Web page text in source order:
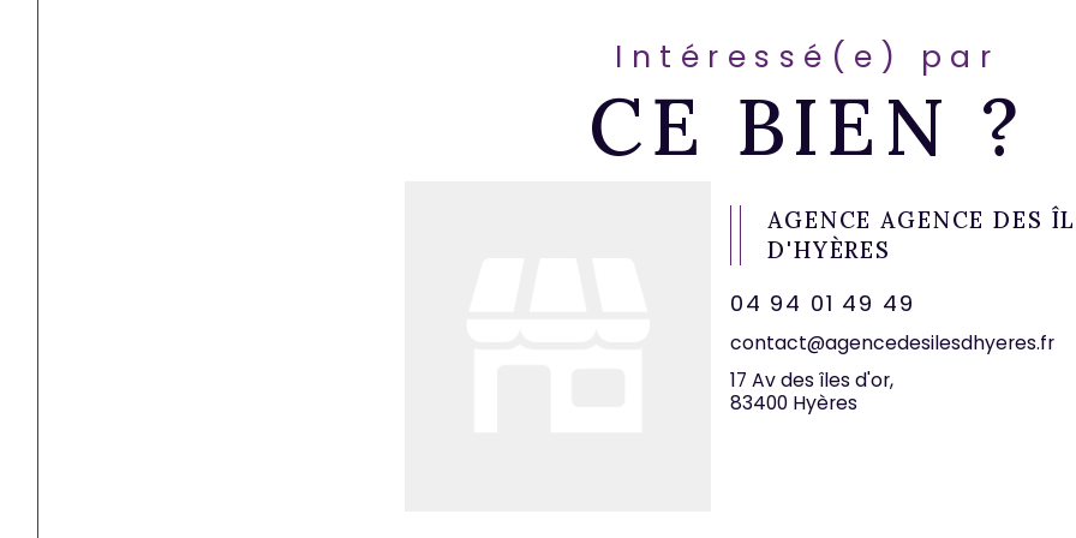
Intéressé(e) par
CE BIEN ?
AGENCE AGENCE DES
D'HYÈRES
04 94 01 49 49
contact@agencedesilesdhyeres.fr
17 Av des îles d'or,
83400 Hyères